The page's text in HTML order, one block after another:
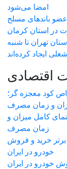
امضا می‌شود
و 4 شرور عضو باندهای مسلح
در استان کرمان
تهران تا شنبه
اقتصادی
کود معجزه گر؛
و زمان مصرف
کامل میزان و
زمان مصرف
خرید و فروش
خودرو در ایران
در ایران